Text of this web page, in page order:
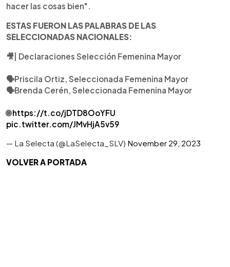
hacer las cosas bien".
ESTAS FUERON LAS PALABRAS DE LAS
SELECCIONADAS NACIONALES:
🎥| Declaraciones Selección Femenina Mayor
🗣️Priscila Ortiz, Seleccionada Femenina Mayor
🗣️Brenda Cerén, Seleccionada Femenina Mayor
🌐https://t.co/jDTD8OoYFU
pic.twitter.com/JMvHjA5v59
— La Selecta (@LaSelecta_SLV) November 29, 2023
VOLVER A PORTADA